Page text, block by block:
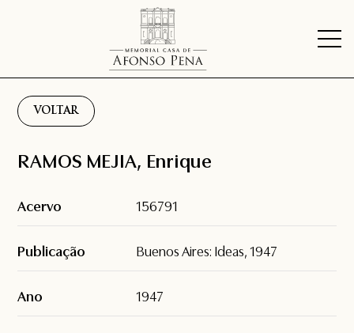
VOLTAR
RAMOS MEJIA, Enrique
Acervo 156791
Publicação Buenos Aires: Ideas, 1947
Ano 1947